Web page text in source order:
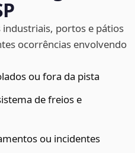
portos e pátios
ocorrências envolvendo
ou fora da pista
de freios e
ou incidentes